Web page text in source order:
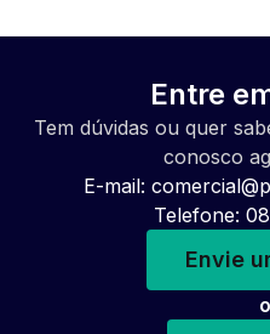
Entre
Tem dúvidas ou quer
conosco
E-mail:
Telefone:
Envie